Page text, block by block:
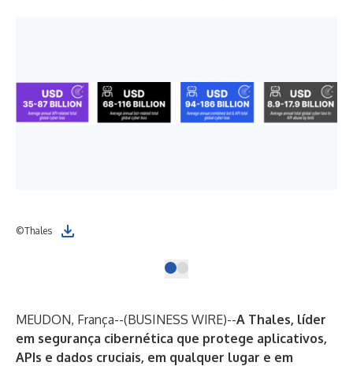
©Thales
MEUDON, França--(BUSINESS WIRE)--A Thales, líder
em segurança cibernética que protege aplicativos,
APIs e dados cruciais, em qualquer lugar e em